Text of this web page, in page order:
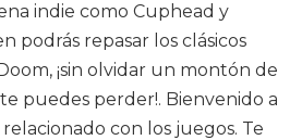
indie como Cuphead y
podrás repasar los clásicos
¡sin olvidar un montón de
puedes perder!. Bienvenido a
con los juegos. Te